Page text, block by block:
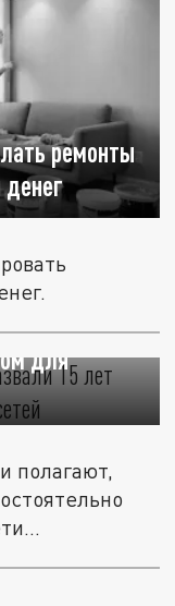
ремонты
денег
назвали
для
полагают,